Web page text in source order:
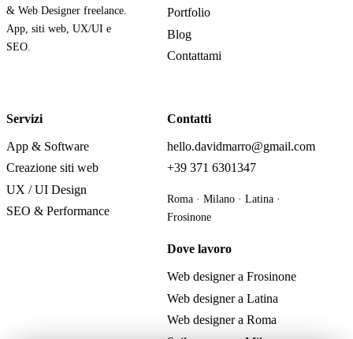
& Web Designer freelance.
App, siti web, UX/UI e
SEO.
Portfolio
Blog
Contattami
Servizi
App & Software
Creazione siti web
UX / UI Design
SEO & Performance
Contatti
hello.davidmarro@gmail.com
+39 371 6301347
Roma · Milano · Latina ·
Frosinone
Dove lavoro
Web designer a Frosinone
Web designer a Latina
Web designer a Roma